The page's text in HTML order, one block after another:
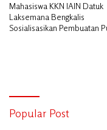
Mahasiswa KKN IAIN Datuk
Laksemana Bengkalis
Sosialisasikan Pembuatan
Popular Post